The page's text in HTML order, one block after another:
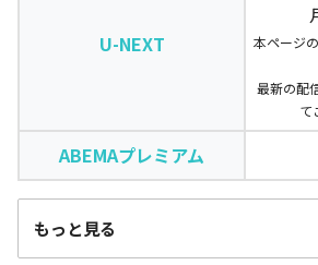
U-NEXT
本ページ
最新の配
て
ABEMAプレミアム
もっと見る